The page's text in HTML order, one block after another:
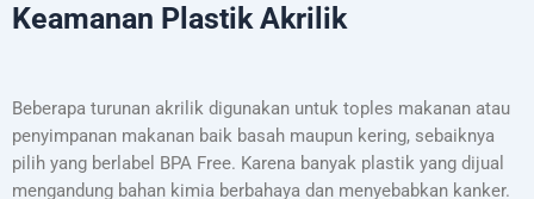
Keamanan Plastik Akrilik
Beberapa turunan akrilik digunakan untuk toples makanan atau
penyimpanan makanan baik basah maupun kering, sebaiknya
pilih yang berlabel BPA Free. Karena banyak plastik yang dijual
mengandung bahan kimia berbahaya dan menyebabkan kanker.